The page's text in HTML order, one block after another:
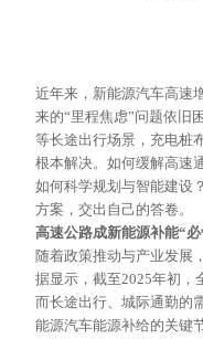
近年来，新能源汽车高速
来的“里程焦虑”问题依旧
等长途出行场景，充电桩
根本解决。如何缓解高速
如何科学规划与智能建设
方案，交出自己的答卷。
高速公路成新能源补能“
随着政策推动与产业发展
据显示，截至2025年初，
而长途出行、城际通勤的
能源汽车能源补给的关键